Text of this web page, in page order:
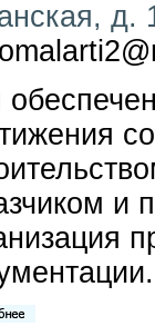
д.
и